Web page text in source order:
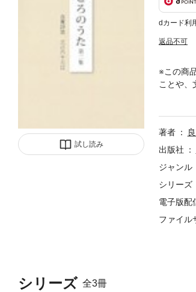
試し読み
dカード利
返品不可
シリーズ 全3冊
※この商
ことや、
著者
出版社
ジャンル
シリーズ
電子版配
ファイル